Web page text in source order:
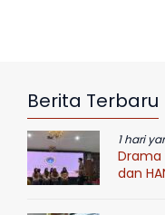
Berita Terbaru
1 hari
Drama
dan